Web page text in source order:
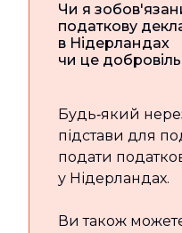
Чи я
податкову
в Нідерландах
чи це
Будь‑який
підстави для
подати
у Нідерландах.
Ви також